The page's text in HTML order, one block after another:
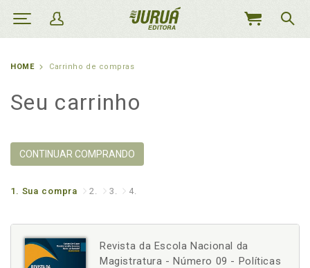
MEU
HOME Carrinho de compras
Seu carrinho
CONTINUAR COMPRANDO
1. Sua compra 2. 3. 4.
Revista da Escola Nacional da
Magistratura - Número 09 - Políticas